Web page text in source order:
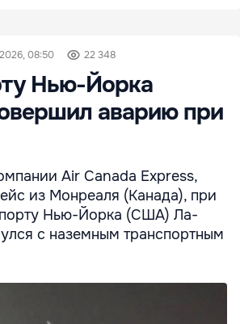
08:50 22 348
Нью-Йорка
аварию при
Air Canada Express,
из Монреаля (Канада), при
Нью-Йорка (США) Ла-
с наземным транспортным